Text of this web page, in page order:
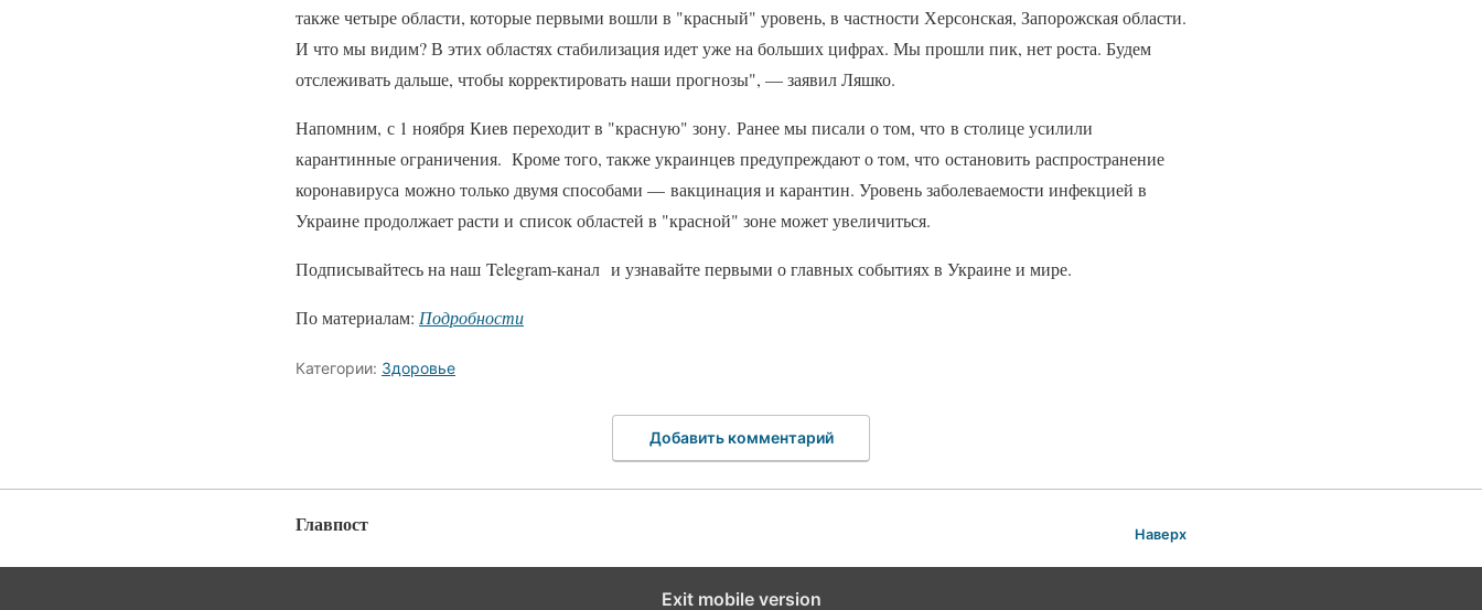
также четыре области, которые первыми вошли в "красный" уровень, в частности Херсонская, Запорожская области.
И что мы видим? В этих областях стабилизация идет уже на больших цифрах. Мы прошли пик, нет роста. Будем
отслеживать дальше, чтобы корректировать наши прогнозы", — заявил Ляшко.
Напомним, с 1 ноября Киев переходит в "красную" зону. Ранее мы писали о том, что в столице усилили
карантинные ограничения. Кроме того, также украинцев предупреждают о том, что остановить распространение
коронавируса можно только двумя способами — вакцинация и карантин. Уровень заболеваемости инфекцией в
Украине продолжает расти и список областей в "красной" зоне может увеличиться.
Подписывайтесь на наш Telegram-канал и узнавайте первыми о главных событиях в Украине и мире.
По материалам: Подробности
Категории: Здоровье
Добавить комментарий
Главпост Наверх
Exit mobile version